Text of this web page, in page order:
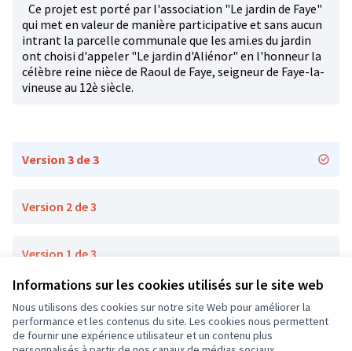
Informations sur les cookies utilisés sur le site web
Nous utilisons des cookies sur notre site Web pour améliorer la
performance et les contenus du site. Les cookies nous permettent
de fournir une expérience utilisateur et un contenu plus
Ce projet est porté par l'association "Le jardin de Faye"
qui met en valeur de manière participative et sans aucun
intrant la parcelle communale que les ami.es du jardin
ont choisi d'appeler "Le jardin d'Aliénor" en l'honneur la
célèbre reine nièce de Raoul de Faye, seigneur de Faye-la-
vineuse au 12è siècle.
Version 3 de 3
Version 2 de 3
Version 1 de 3
Conditions d'utilisation
Paramètres des cookies
CD37 sur XCD37 sur Facebook
CD37 sur Instagram
CD37 sur YouTube